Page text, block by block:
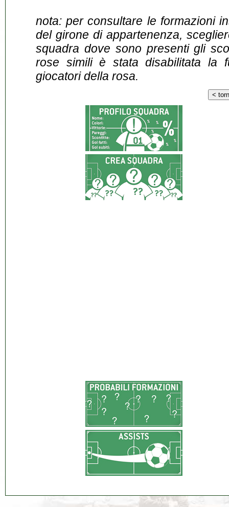
nota: per consultare le formazioni
del girone di appartenenza,
squadra dove sono presenti gli
rose simili è stata disabilitata la
giocatori della rosa.